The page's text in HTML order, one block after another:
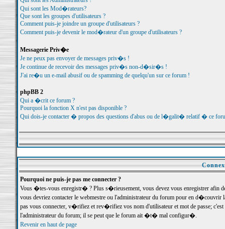
Qui sont les Mod�rateurs?
Que sont les groupes d'utilisateurs ?
Comment puis-je joindre un groupe d'utilisateurs ?
Comment puis-je devenir le mod�rateur d'un groupe d'utilisateurs ?
Messagerie Priv�e
Je ne peux pas envoyer de messages priv�s !
Je continue de recevoir des messages priv�s non-d�sir�s !
J'ai re�u un e-mail abusif ou de spamming de quelqu'un sur ce forum !
phpBB 2
Qui a �crit ce forum ?
Pourquoi la fonction X n'est pas disponible ?
Qui dois-je contacter � propos des questions d'abus ou de l�galit� relatif � ce
Pourquoi ne puis-je pas me connecter ?
Vous �tes-vous enregistr� ? Plus s�rieusement, vous devez vous enregistrer
vous devriez contacter le webmestre ou l'administrateur du forum pour en
pas vous connecter, v�rifiez et rev�rifiez vos nom d'utilisateur et mot de passe;
l'administrateur du forum; il se peut que le forum ait �t� mal configur�.
Revenir en haut de page